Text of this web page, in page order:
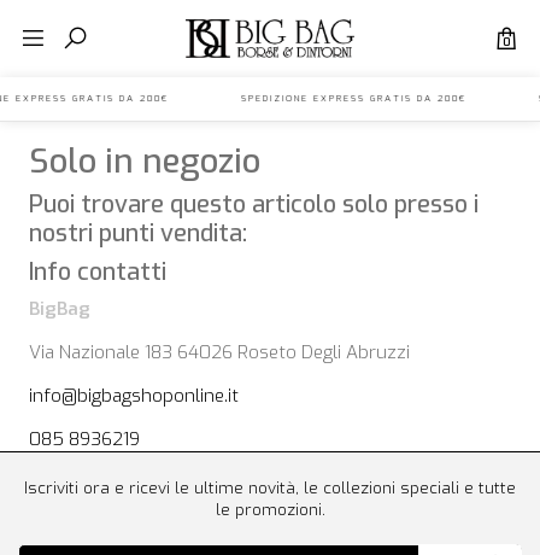
0
EXPRESS GRATIS DA 200€ SPEDIZIONE EXPRESS GRATIS DA 200€
Solo in negozio
Puoi trovare questo articolo solo presso i
nostri punti vendita:
Info contatti
BigBag
Via Nazionale 183 64026 Roseto Degli Abruzzi
info@bigbagshoponline.it
085 8936219
Iscriviti ora e ricevi le ultime novità, le collezioni speciali e tutte
le promozioni.